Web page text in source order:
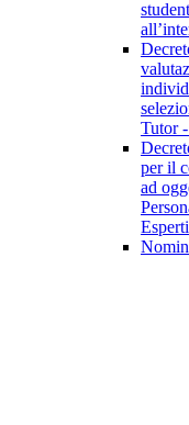
Tutor
per il
ad
Esperti